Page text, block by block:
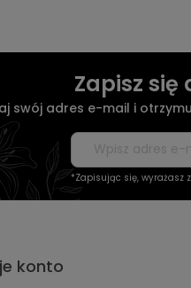
Zapisz się
swój adres e-mail i
*Zapisując się, wyrażasz
konto